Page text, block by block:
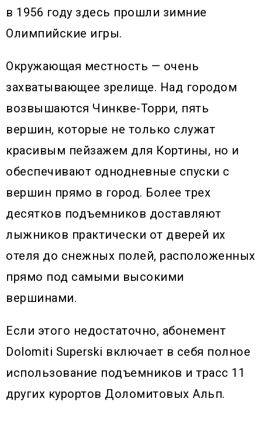
в 1956 году здесь прошли зимние
Олимпийские игры.
Окружающая местность — очень
захватывающее зрелище. Над городом
возвышаются Чинкве-Торри, пять
вершин, которые не только служат
красивым пейзажем для Кортины, но и
обеспечивают однодневные спуски с
вершин прямо в город. Более трех
десятков подъемников доставляют
лыжников практически от дверей их
отеля до снежных полей, расположенных
прямо под самыми высокими
вершинами.
Если этого недостаточно, абонемент
Dolomiti Superski включает в себя полное
использование подъемников и трасс 11
других курортов Доломитовых Альп.